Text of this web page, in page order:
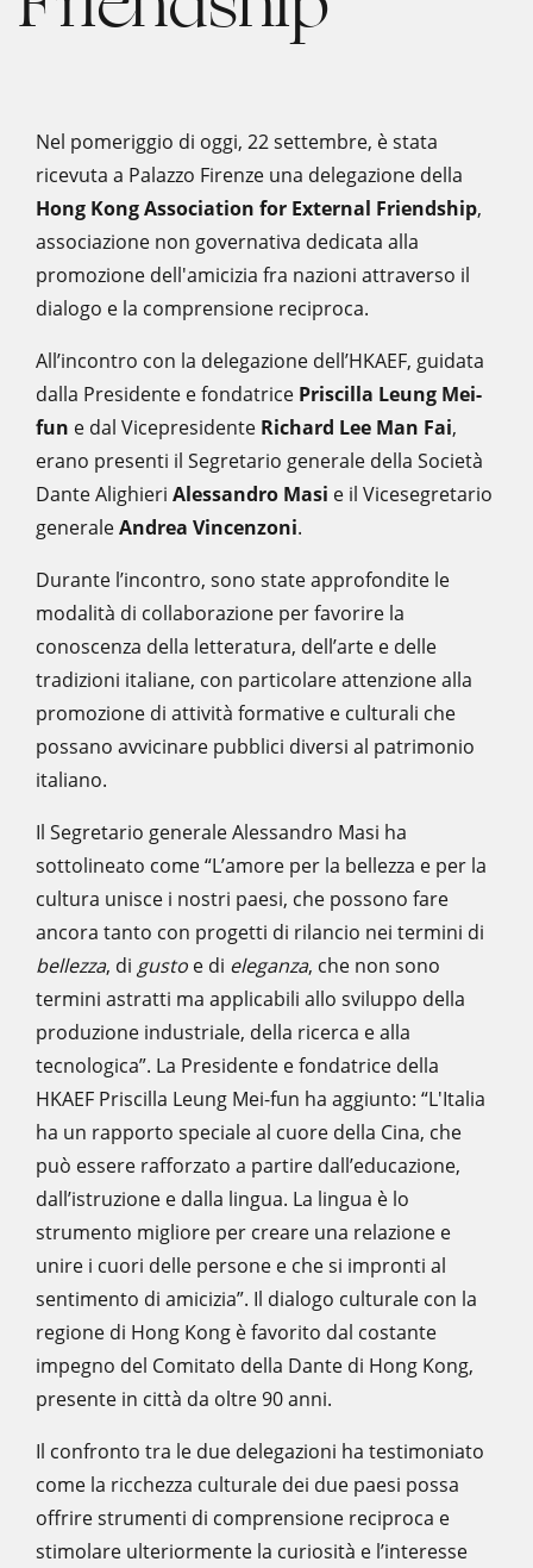
Nel pomeriggio di oggi, 22 settembre, è stata
ricevuta a Palazzo Firenze una delegazione della
Hong Kong Association for External Friendship,
associazione non governativa dedicata alla
promozione dell'amicizia fra nazioni attraverso il
dialogo e la comprensione reciproca.
All’incontro con la delegazione dell’HKAEF, guidata
dalla Presidente e fondatrice Priscilla Leung Mei-
fun e dal Vicepresidente Richard Lee Man Fai,
erano presenti il Segretario generale della Società
Dante Alighieri Alessandro Masi e il Vicesegretario
generaleAndrea Vincenzoni.
Durante l’incontro, sono state approfondite le
modalità di collaborazione per favorire la
conoscenza della letteratura, dell’arte e delle
tradizioni italiane, con particolare attenzione alla
promozione di attività formative e culturali che
possano avvicinare pubblici diversi al patrimonio
italiano.
Il Segretario generale Alessandro Masi ha
sottolineato come “L’amore per la bellezza e per la
cultura unisce i nostri paesi, che possono fare
ancora tanto con progetti di rilancio nei termini di
bellezza, di gusto e di eleganza, che non sono
termini astratti ma applicabili allo sviluppo della
produzione industriale, della ricerca e alla
tecnologica”. La Presidente e fondatrice della
HKAEF Priscilla Leung Mei-fun ha aggiunto: “L'Italia
ha un rapporto speciale al cuore della Cina, che
può essere rafforzato a partire dall’educazione,
dall’istruzione e dalla lingua. La lingua è lo
strumento migliore per creare una relazione e
unire i cuori delle persone e che si impronti al
sentimento di amicizia”. Il dialogo culturale con la
regione di Hong Kong è favorito dal costante
impegno del Comitato della Dante di Hong Kong,
presente in città da oltre 90 anni.
Il confronto tra le due delegazioni ha testimoniato
come la ricchezza culturale dei due paesi possa
offrire strumenti di comprensione reciproca e
stimolare ulteriormente la curiosità e l’interesse